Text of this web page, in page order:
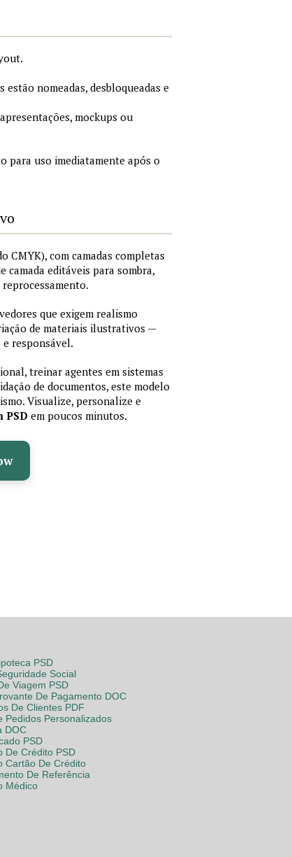
nomeadas, desbloqueadas e
mockups ou
para uso imediatamente após o
CMYK), com camadas completas
editáveis para sombra,
que exigem realismo
de materiais ilustrativos —
responsável.
treinar agentes em sistemas
de documentos, este modelo
Visualize, personalize e
PSD em poucos minutos.
PSD
Social
Viagem PSD
De Pagamento DOC
De Clientes PDF
Pedidos Personalizados
DOC
PSD
De Crédito PSD
Cartão De Crédito
De Referência
Médico